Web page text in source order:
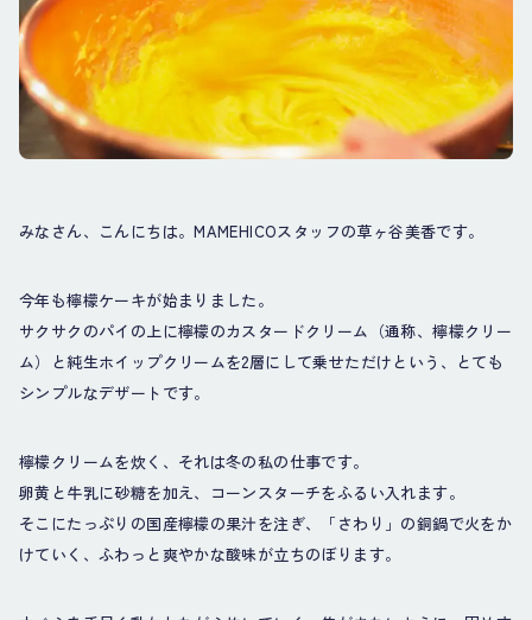
みなさん、こんにちは。MAMEHICOスタッフの草ヶ谷美香です。
今年も檸檬ケーキが始まりました。
サクサクのパイの上に檸檬のカスタードクリーム（通称、檸檬クリー
ム）と純生ホイップクリームを2層にして乗せただけという、とても
シンプルなデザートです。
檸檬クリームを炊く、それは冬の私の仕事です。
卵黄と牛乳に砂糖を加え、コーンスターチをふるい入れます。
そこにたっぷりの国産檸檬の果汁を注ぎ、「さわり」の銅鍋で火をか
けていく、ふわっと爽やかな酸味が立ちのぼります。